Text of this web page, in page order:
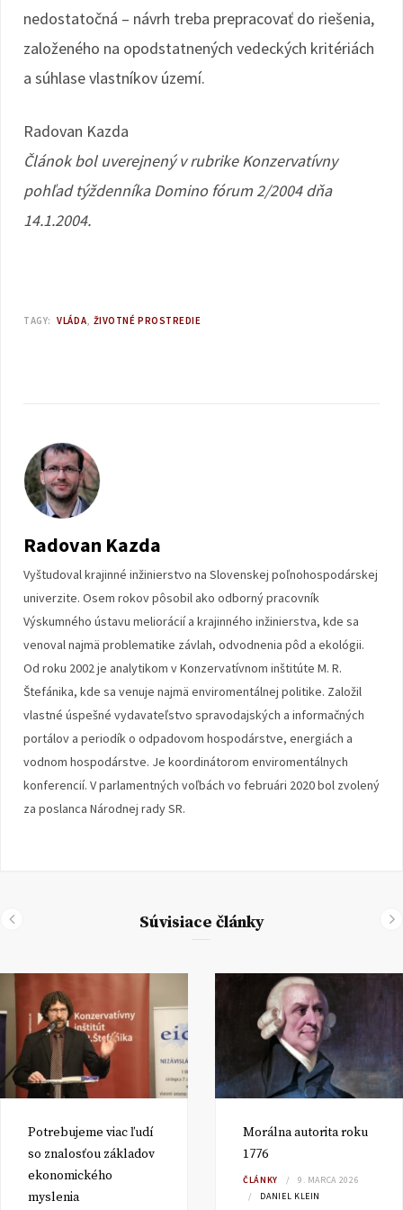
nedostatočná – návrh treba prepracovať do riešenia,
založeného na opodstatnených vedeckých kritériách
a súhlase vlastníkov území.
Radovan Kazda
Článok bol uverejnený v rubrike Konzervatívny
pohľad týždenníka Domino fórum 2/2004 dňa
14.1.2004.
TAGY: VLÁDA ŽIVOTNÉ PROSTREDIE
Radovan Kazda
Vyštudoval krajinné inžinierstvo na Slovenskej poľnohospodárskej
univerzite. Osem rokov pôsobil ako odborný pracovník
Výskumného ústavu meliorácií a krajinného inžinierstva, kde sa
venoval najmä problematike závlah, odvodnenia pôd a ekológii.
Od roku 2002 je analytikom v Konzervatívnom inštitúte M. R.
Štefánika, kde sa venuje najmä enviromentálnej politike. Založil
vlastné úspešné vydavateľstvo spravodajských a informačných
portálov a periodík o odpadovom hospodárstve, energiách a
vodnom hospodárstve. Je koordinátorom enviromentálnych
konferencií. V parlamentných voľbách vo februári 2020 bol zvolený
za poslanca Národnej rady SR.
Súvisiace články
Potrebujeme viac ľudí
so znalosťou základov
ekonomického
myslenia
Morálna autorita roku
1776
ČLÁNKY
9. MARCA 2026
DANIEL KLEIN